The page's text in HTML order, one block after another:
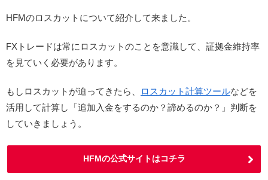
HFMのロスカットについて紹介して来ました。
FXトレードは常にロスカットのことを意識して、証拠金維持率
を見ていく必要があります。
もしロスカットが迫ってきたら、 ロスカット計算ツールなどを
活用して計算し「追加入金をするのか？諦めるのか？」判断を
していきましょう。
HFMの公式サイトはコチラ